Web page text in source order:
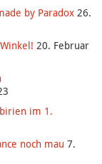
by Paradox 26.
20. Februar
im 1.
noch mau 7.